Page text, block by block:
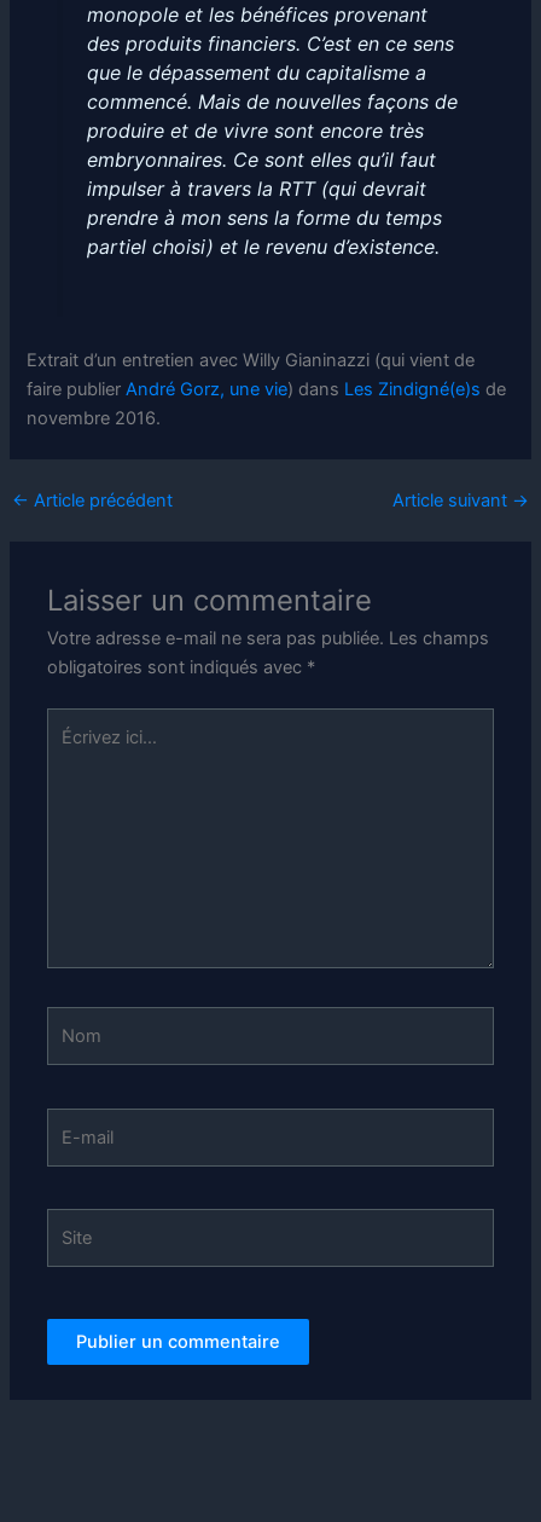
monopole et les bénéfices provenant
des produits financiers. C’est en ce sens
que le dépassement du capitalisme a
commencé. Mais de nouvelles façons de
produire et de vivre sont encore très
embryonnaires. Ce sont elles qu’il faut
impulser à travers la RTT (qui devrait
prendre à mon sens la forme du temps
partiel choisi) et le revenu d’existence.
Extrait d’un entretien avec Willy Gianinazzi (qui vient de
faire publierAndré Gorz, une vie) dans Les Zindigné(e)s de
novembre 2016.
← Article précédent Article suivant →
Laisser un commentaire
Votre adresse e-mail ne sera pas publiée. Les champs
obligatoires sont indiqués avec *
ici…
mail